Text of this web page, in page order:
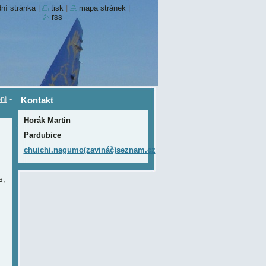
-
Kontakt
Horák Martin
Pardubice
chuichi.nagumo(zavináč)seznam.cz
stránka tisk mapa stránek
rss